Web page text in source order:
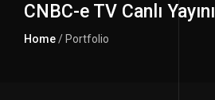
CNBC-e TV Canlı Yayını
Home/ Portfolio